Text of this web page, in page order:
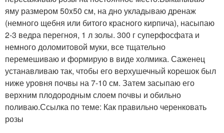
яму размером 50x50 см, на дно укладываю дренаж
(немного щебня или битого красного кирпича), насыпаю
2-3 ведра перегноя, 1 л золы. 300 г суперфосфата и
немного доломитовой муки, все тщательно
перемешиваю и формирую в виде холмика. Саженец
устанавливаю так, чтобы его верхушечный корешок был
ниже уровня почвы на 7-10 см. Затем засыпаю его
верхним плодородным слоем почвы и обильно
поливаю.Ссылка по теме: Как правильно черенковать
розы